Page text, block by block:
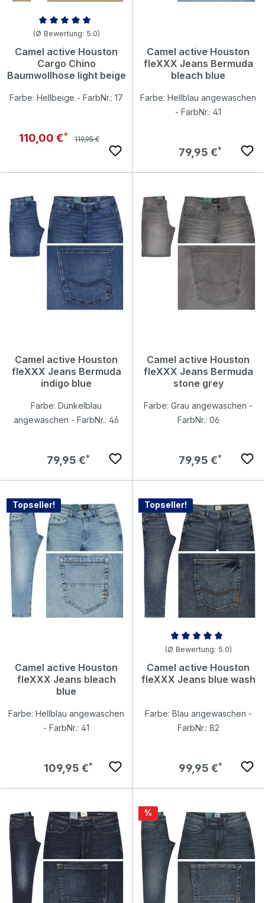
Durchschnittliche Bewertung von 5 von 5 Sternen
(Ø Bewertung: 5.0)
Camel active Houston
Cargo Chino
Baumwollhose light beige
Farbe: Hellbeige - FarbNr.: 17
Verkaufspreis:
110,00 € Regulärer Preis:
119,95 €
Camel active Houston
fleXXX Jeans Bermuda
bleach blue
Farbe: Hellblau angewaschen
- FarbNr.: 41
Regulärer Preis:
79,95 €
Camel active Houston
fleXXX Jeans Bermuda
indigo blue
Farbe: Dunkelblau
angewaschen - FarbNr.: 46
Regulärer Preis:
79,95 €
Camel active Houston
fleXXX Jeans Bermuda
stone grey
Farbe: Grau angewaschen -
FarbNr.: 06
Regulärer Preis:
79,95 €
Topseller!
Camel active Houston
fleXXX Jeans bleach
blue
Farbe: Hellblau angewaschen
- FarbNr.: 41
Regulärer Preis:
109,95 €
Topseller!
Durchschnittliche Bewertung
(Ø Bewertung: 5.0)
Camel active Houston
fleXXX Jeans blue wash
Farbe: Blau angewaschen -
FarbNr.: 82
Regulärer Preis:
99,95 €
Rabatt
%